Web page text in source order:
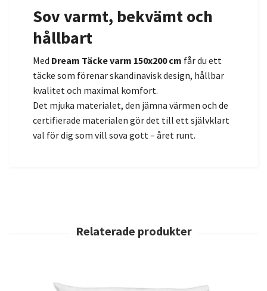
Sov varmt, bekvämt och
hållbart
Med Dream Täcke varm 150x200 cm får du ett
täcke som förenar skandinavisk design, hållbar
kvalitet och maximal komfort.
Det mjuka materialet, den jämna värmen och de
certifierade materialen gör det till ett självklart
val för dig som vill sova gott – året runt.